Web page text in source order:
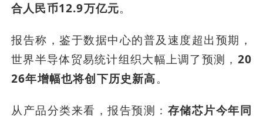
合人民币12.9万亿元。
报告称，鉴于数据中心的普及速度超出预期，
世界半导体贸易统计组织大幅上调了预测， 20
26年增幅也将创下历史新高。
从产品分类来看，报告预测： 存储芯片今年同